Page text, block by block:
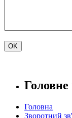
Головна
Зворотний